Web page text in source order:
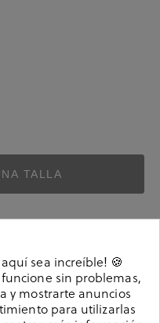
TALLA
sea increíble! 🍪
sin problemas,
y mostrarte anuncios
para utilizarlas